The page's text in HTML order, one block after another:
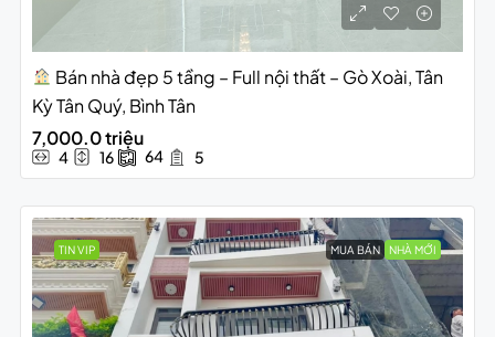
Bán nhà đẹp 5 tầng – Full nội thất – Gò Xoài, Tân
Kỳ Tân Quý, Bình Tân
7,000.0 triệu
4 16 64 5
TIN VIP MUA BÁN NHÀ MỚI